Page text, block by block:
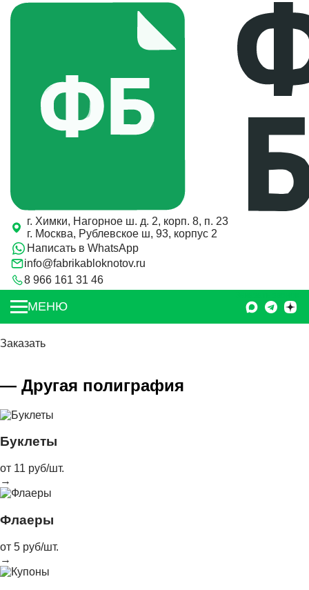
г. Химки, Нагорное ш. д. 2, корп. 8, п. 23
г. Москва, Рублевское ш, 93, корпус 2
Написать в WhatsApp
info@fabrikabloknotov.ru
8 966 161 31 46
МЕНЮ
Заказать
— Другая полиграфия
Буклеты
от 11 руб/шт.
→
Флаеры
от 5 руб/шт.
→